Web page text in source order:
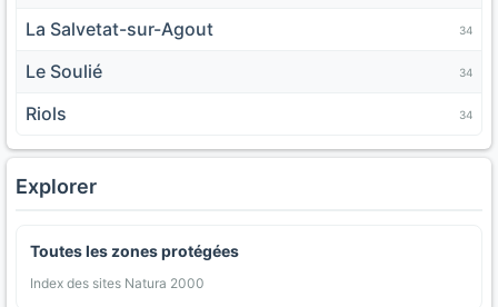
La Salvetat-sur-Agout 34
Le Soulié 34
Riols 34
Explorer
Toutes les zones protégées
Index des sites Natura 2000